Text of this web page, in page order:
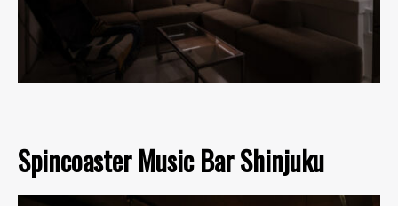
Spincoaster Music Bar Shinjuku